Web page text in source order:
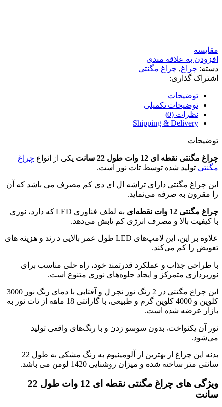
مقایسه
افزودن به علاقه مندی
دسته: چراغ, چراغ مگنتی
اشتراک گذاری:
توضیحات
توضیحات تکمیلی
نظرات (0)
Shipping & Delivery
توضیحات
چراغ مگنتی نقطه ای 12 وات طول 22 سانت یکی از انواع چراغ
مگنتی تولید شده توسط تات نور است.
این چراغ مگنتی دارای تراشه ال ای دی کم مصرف می باشد که آن
را مقرون به صرفه می‌نماید.
چراغ مگنتی 12 وات نقطه‌ای
به لطف فناوری LED که دارد، نوری
با کیفیت بالا و مصرف انرژی کم تابش می‌دهد.
علاوه بر این، این لامپ‌های LED طول عمر بالایی دارند و هزینه های
تعویض را کم می‌کند.
با طراحی جذاب و عملکرد قدرتمند خود، راه حلی مناسب برای
نورپردازی متمرکز و ایجاد جلوه‌های نوری متنوع است.
این چراع مگنتی در 2 رنگ نور نچرال و آفتابی با دمای رنگ نور 3000
کلوین و 4000 کلوین گرم و طبیعی، با گارانتی 18 ماهه از تات نور به
بازار عرضه شده است.
نور آن یکنواخت، بدون سوسو زدن و با رنگ‌های واقعی تولید
می‌شود.
بدنه این چراغ از بهترین از آلومینیوم به رنگ مشکی به طول 22
سانتی متر ساخته شده و میزان روشنایی 1420 لومن می باشد.
ویژگی های چراغ مگنتی نقطه ای 12 وات طول 22
سانت